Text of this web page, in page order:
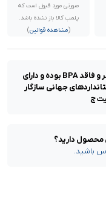
صورتی مورد قبول است که
پلمب کالا باز نشده باشد.
(مشاهده قوانین)
مناسب برای آیفون ۱۳ این قاب از مواد غیر مضر و فاقد BPA بوده و دارای
جهانی سازگار
ج
محصول دارید؟
باشید.